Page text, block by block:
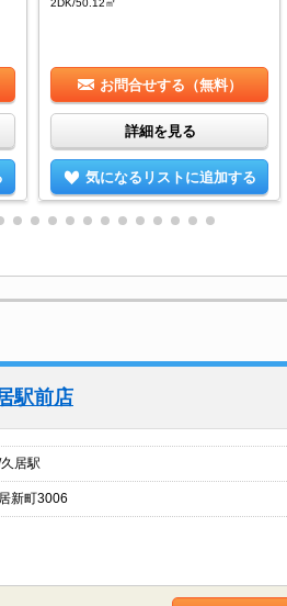
2DK/50.12㎡
お問合せする（無料）
詳細を見る
気になるリストに追加する
駅前店
居駅
新町3006